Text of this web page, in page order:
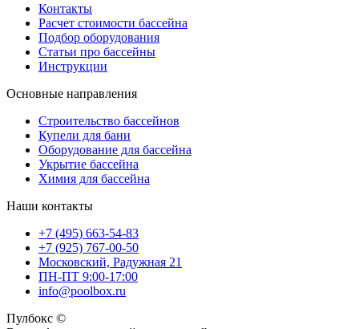
Контакты
Расчет стоимости бассейна
Подбор оборудования
Статьи про бассейны
Инструкции
Основные направления
Строительство бассейнов
Купели для бани
Оборудование для бассейна
Укрытие бассейна
Химия для бассейна
Наши контакты
+7 (495) 663-54-83
+7 (925) 767-00-50
Московский, Радужная 21
ПН-ПТ 9:00-17:00
info@poolbox.ru
Пулбокс ©